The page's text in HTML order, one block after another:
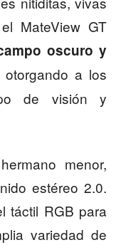
MateView GT
oscuro y
otorgando a los
de visión y
menor,
estéreo 2.0.
táctil RGB para
variedad de